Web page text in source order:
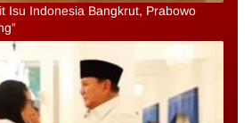
Isu Indonesia Bangkrut, Prabowo